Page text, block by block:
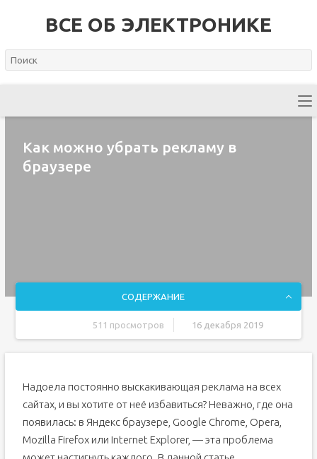
ВСЕ ОБ ЭЛЕКТРОНИКЕ
Как можно убрать рекламу в
браузере
СОДЕРЖАНИЕ
511 просмотров 16 декабря 2019
Как удалить вирусную рекламу с компьютера
программой Adguard
Удаляем вирусную рекламу из браузера
программой Hitman Pro
Надоела постоянно выскакивающая реклама на всех
сайтах, и вы хотите от неё избавиться? Неважно, где она
появилась: в Яндекс браузере, Google Chrome, Opera,
Mozilla Firefox или Internet Explorer, — эта проблема